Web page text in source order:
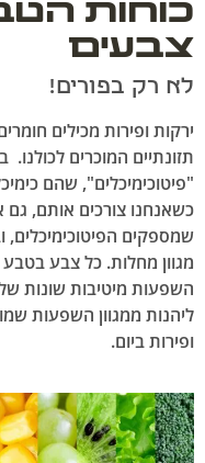
כוחות
צבעים
לא רק בפורים!
ירקות ופירות מכילים
תזונתיים המוכרים
"פיטוכימיכלים", שהם
כשאנחנו צורכים אותם, גם
שמספקים
מגוון מחלות. כל צבע
השפעות מיטיבות שונות
ופירות ביום.